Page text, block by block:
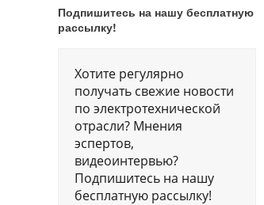
Подпишитесь на нашу бесплатную
рассылку!
Хотите регулярно
получать свежие новости
по электротехнической
отрасли? Мнения
эспертов,
видеоинтервью?
Подпишитесь на нашу
бесплатную рассылку!